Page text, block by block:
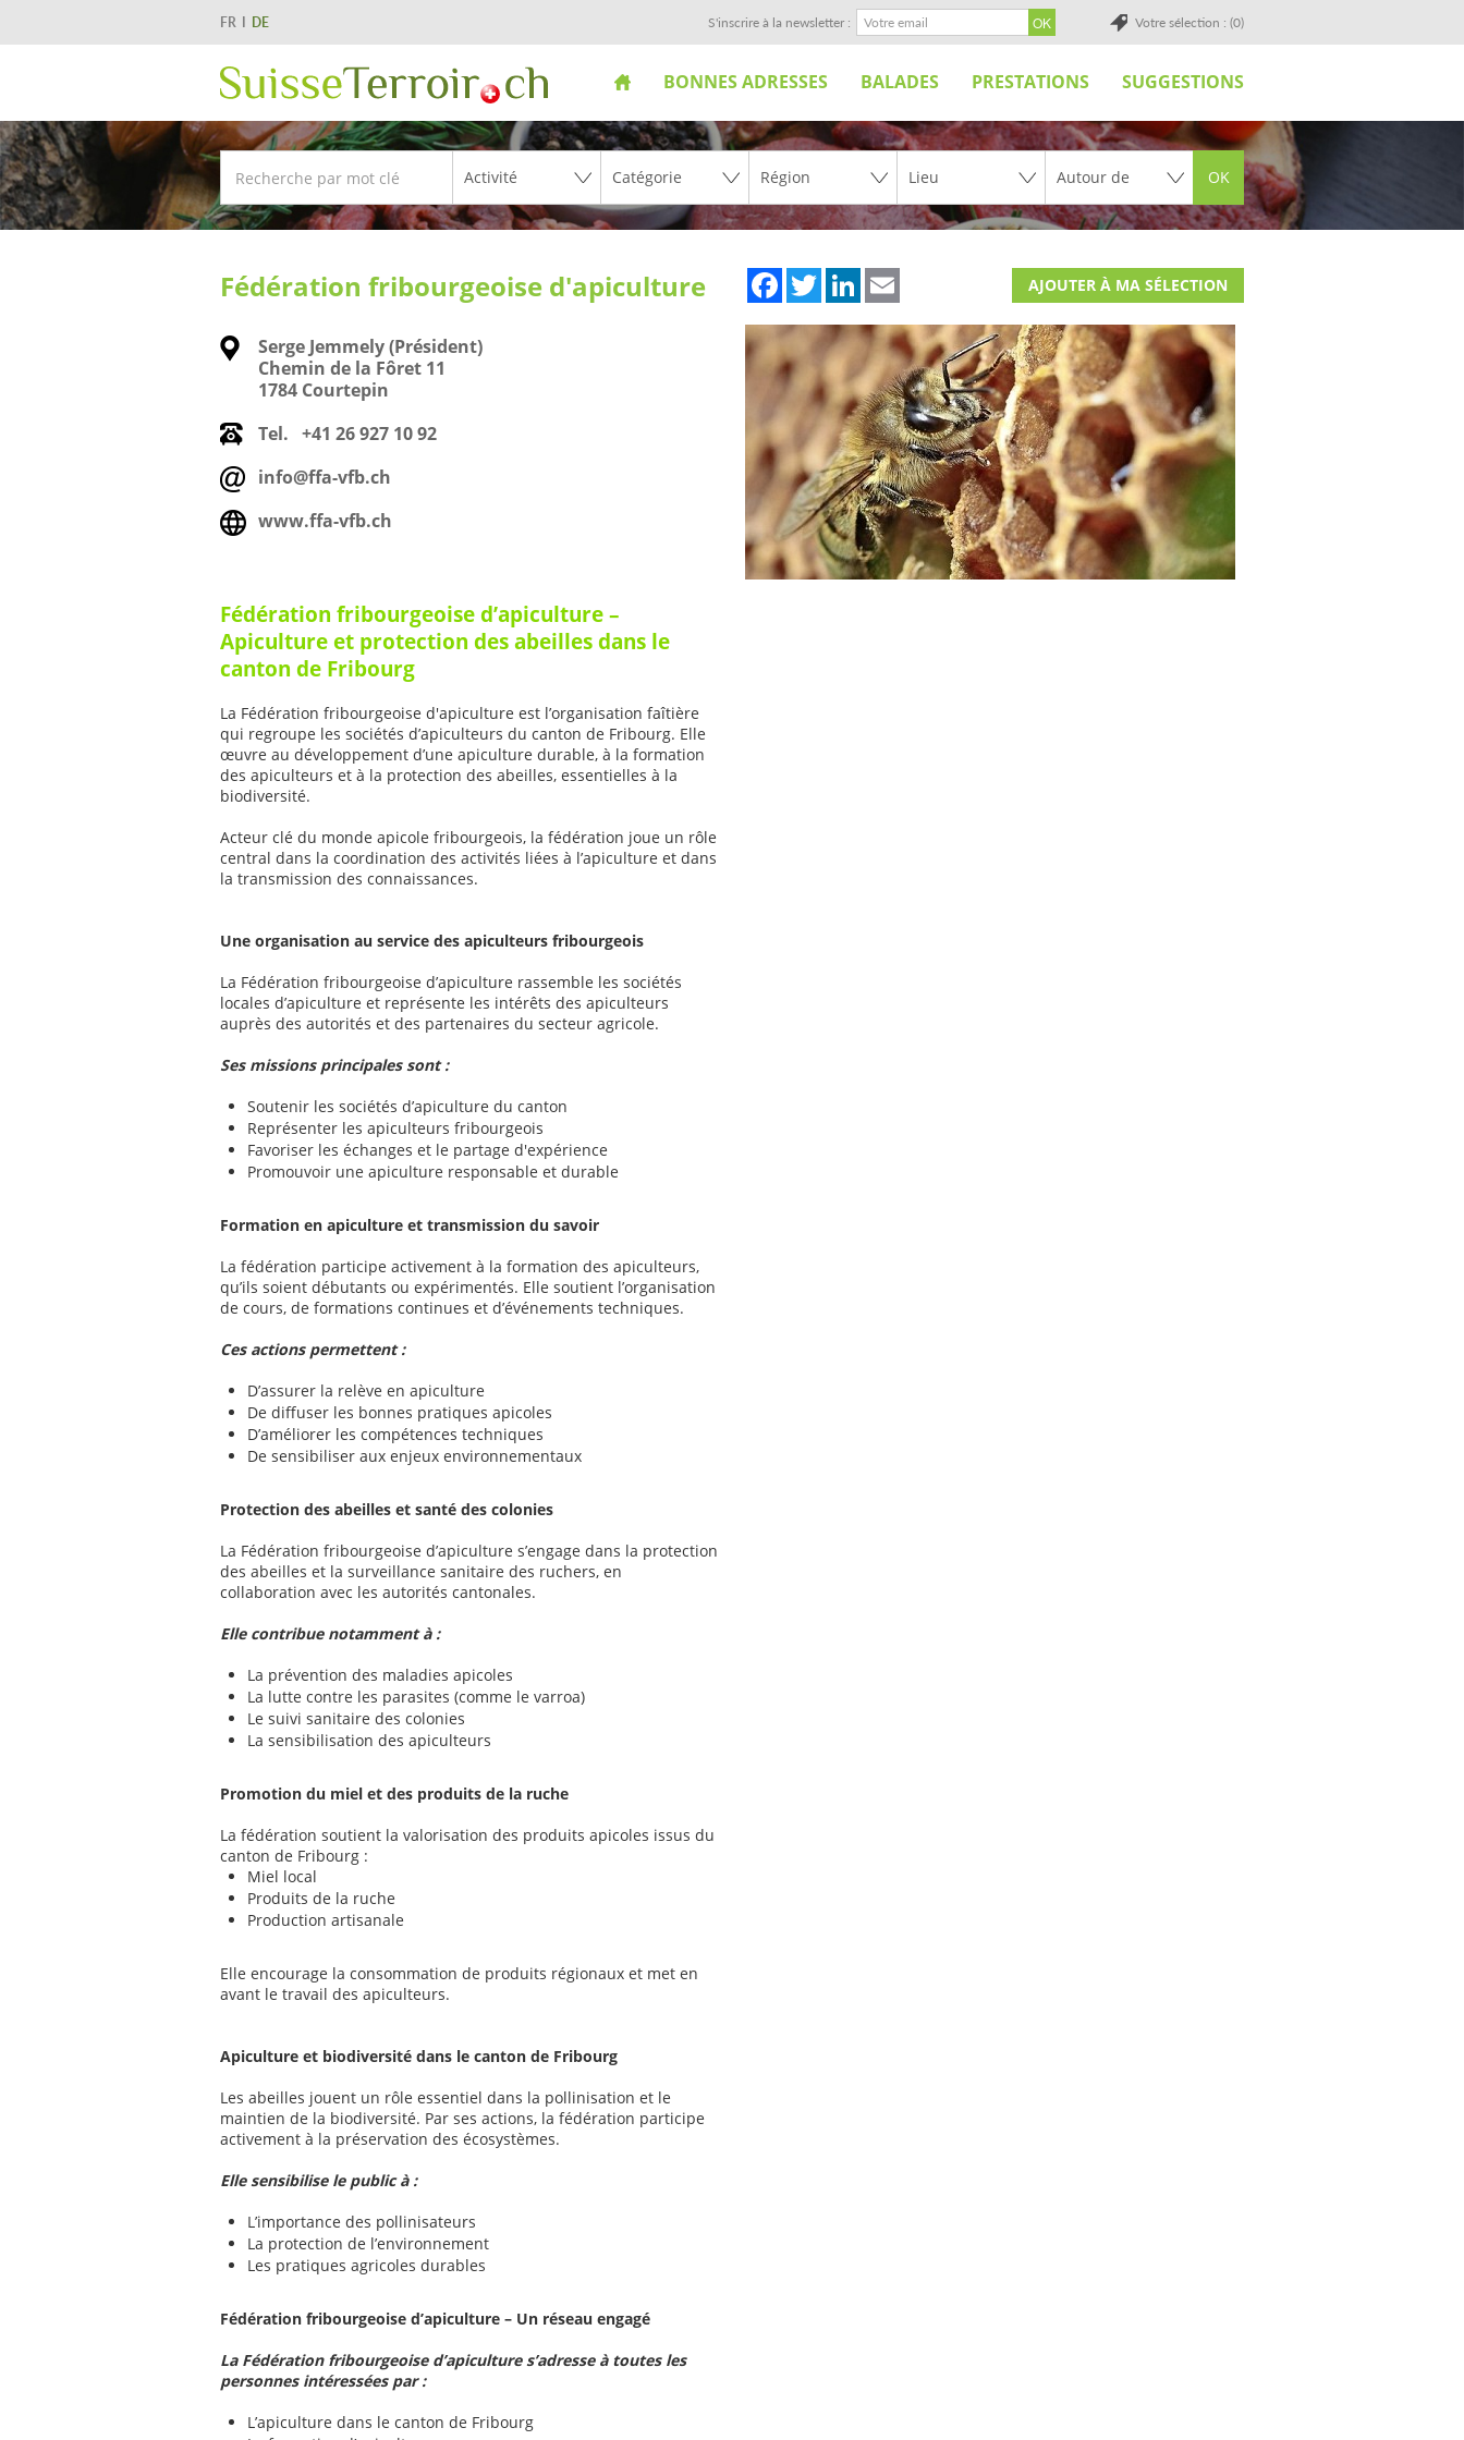
FR DE Votre sélection : (0)
S'inscrire à la newsletter :
BONNES ADRESSES BALADES PRESTATIONS SUGGESTIONS
OK
Fédération fribourgeoise d'apiculture FacebookTwitterLinkedIn AJOUTER À MA SÉLECTION
Serge Jemmely (Président)
Chemin de la Fôret 11
1784 Courtepin
Tel. +41 26 927 10 92
info@ffa-vfb.ch
www.ffa-vfb.ch
Fédération fribourgeoise d’apiculture –
Apiculture et protection des abeilles dans le
canton de Fribourg
La Fédération fribourgeoise d'apiculture est l’organisation faîtière
qui regroupe les sociétés d’apiculteurs du canton de Fribourg. Elle
œuvre au développement d’une apiculture durable, à la formation
des apiculteurs et à la protection des abeilles, essentielles à la
biodiversité.
Acteur clé du monde apicole fribourgeois, la fédération joue un rôle
central dans la coordination des activités liées à l’apiculture et dans
la transmission des connaissances.
Une organisation au service des apiculteurs fribourgeois
La Fédération fribourgeoise d’apiculture rassemble les sociétés
locales d’apiculture et représente les intérêts des apiculteurs
auprès des autorités et des partenaires du secteur agricole.
Ses missions principales sont :
Soutenir les sociétés d’apiculture du canton
Représenter les apiculteurs fribourgeois
Favoriser les échanges et le partage d'expérience
Promouvoir une apiculture responsable et durable
Formation en apiculture et transmission du savoir
La fédération participe activement à la formation des apiculteurs,
qu’ils soient débutants ou expérimentés. Elle soutient l’organisation
de cours, de formations continues et d’événements techniques.
Ces actions permettent :
D’assurer la relève en apiculture
De diffuser les bonnes pratiques apicoles
D’améliorer les compétences techniques
De sensibiliser aux enjeux environnementaux
Protection des abeilles et santé des colonies
La Fédération fribourgeoise d’apiculture s’engage dans la protection
des abeilles et la surveillance sanitaire des ruchers, en
collaboration avec les autorités cantonales.
Elle contribue notamment à :
La prévention des maladies apicoles
La lutte contre les parasites (comme le varroa)
Le suivi sanitaire des colonies
La sensibilisation des apiculteurs
Promotion du miel et des produits de la ruche
La fédération soutient la valorisation des produits apicoles issus du
canton de Fribourg :
Miel local
Produits de la ruche
Production artisanale
Elle encourage la consommation de produits régionaux et met en
avant le travail des apiculteurs.
Apiculture et biodiversité dans le canton de Fribourg
Les abeilles jouent un rôle essentiel dans la pollinisation et le
maintien de la biodiversité. Par ses actions, la fédération participe
activement à la préservation des écosystèmes.
Elle sensibilise le public à :
L’importance des pollinisateurs
La protection de l’environnement
Les pratiques agricoles durables
Fédération fribourgeoise d’apiculture – Un réseau engagé
La Fédération fribourgeoise d’apiculture s’adresse à toutes les
personnes intéressées par :
L’apiculture dans le canton de Fribourg